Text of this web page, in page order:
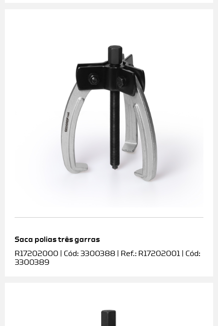
Saca polias três garras
R17202000 | Cód: 3300388 | Ref.: R17202001 | Cód:
3300389